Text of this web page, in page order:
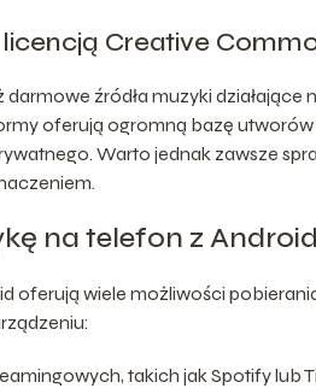
Creative
źródła muzyki
oferują ogromną bazę
Warto jednak zawsze
na telefon z
oferują wiele możliwości
takich jak Spotify lub